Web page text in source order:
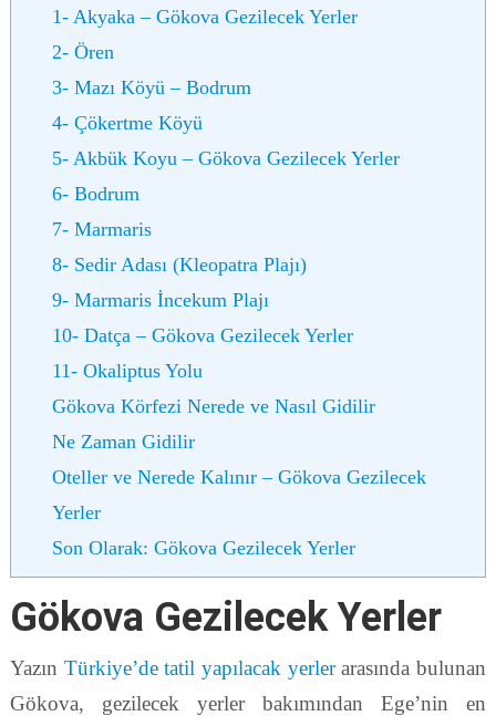
1- Akyaka – Gökova Gezilecek Yerler
2- Ören
3- Mazı Köyü – Bodrum
4- Çökertme Köyü
5- Akbük Koyu – Gökova Gezilecek Yerler
6- Bodrum
7- Marmaris
8- Sedir Adası (Kleopatra Plajı)
9- Marmaris İncekum Plajı
10- Datça – Gökova Gezilecek Yerler
11- Okaliptus Yolu
Gökova Körfezi Nerede ve Nasıl Gidilir
Ne Zaman Gidilir
Oteller ve Nerede Kalınır – Gökova Gezilecek
Yerler
Son Olarak: Gökova Gezilecek Yerler
Gökova Gezilecek Yerler
Yazın Türkiye’de tatil yapılacak yerlerarasında bulunan
Gökova, gezilecek yerler bakımından Ege’nin en